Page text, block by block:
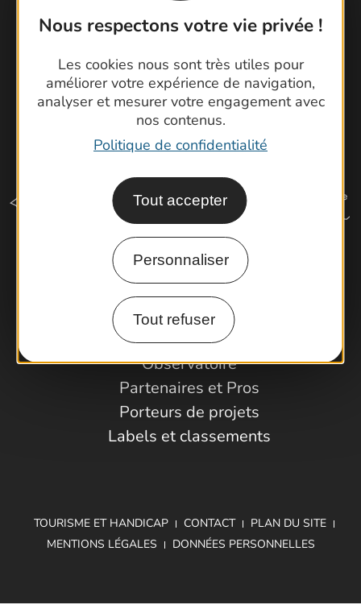
Nous respectons votre vie privée !
Les cookies nous sont très utiles pour
améliorer votre expérience de navigation,
analyser et mesurer votre engagement avec
nos contenus.
Politique de confidentialité
Tout accepter
Personnaliser
Tout refuser
Comment venir ?
Espace Pro
Observatoire
Partenaires et Pros
Porteurs de projets
Labels et classements
TOURISME ET HANDICAP CONTACT
PLAN DU SITE
MENTIONS LÉGALES
DONNÉES PERSONNELLES